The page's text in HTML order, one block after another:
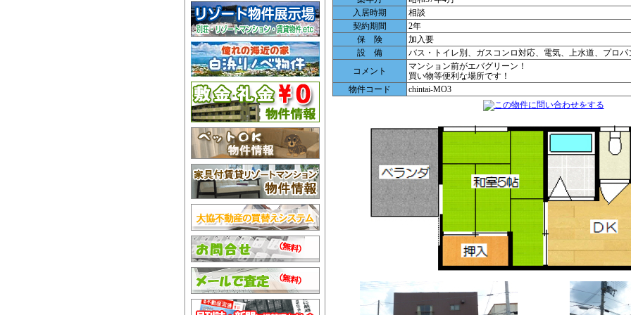
入居時期
相談
契約期間
2年
保 険
加入要
設 備
バス・トイレ別、ガスコンロ対応、電気、上水道、プロパ
コメント
マンション前がエバグリーン！
買い物等便利な場所です！
物件コード
chintai-MO3